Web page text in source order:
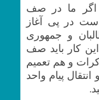
اگر ما در صف
در پی آغاز
و جمهوری
کار باید صف
و هم تعمیم
پیام واحد